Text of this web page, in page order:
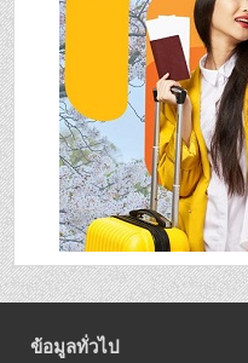
ข้อมูลทั่วไป